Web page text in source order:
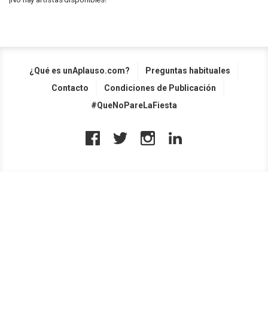
¿Qué es unAplauso.com?
Preguntas habituales
Contacto
Condiciones de Publicación
#QueNoPareLaFiesta